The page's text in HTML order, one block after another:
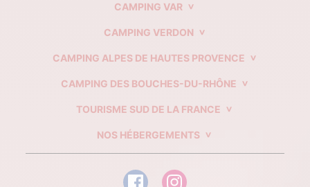
CAMPING VAR
CAMPING VERDON
CAMPING ALPES DE HAUTES PROVENCE
CAMPING DES BOUCHES-DU-RHÔNE
TOURISME SUD DE LA FRANCE
NOS HÉBERGEMENTS